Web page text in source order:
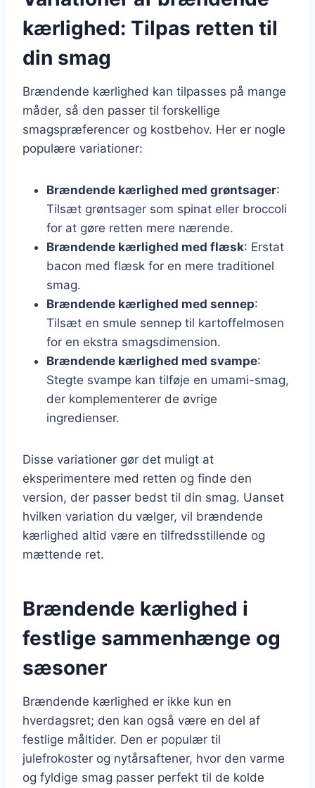
kærlighed: Tilpas retten til
din smag
Brændende kærlighed kan tilpasses på mange
måder, så den passer til forskellige
smagspræferencer og kostbehov. Her er nogle
populære variationer:
Brændende kærlighed med grøntsager:
Tilsæt grøntsager som spinat eller broccoli
for at gøre retten mere nærende.
Brændende kærlighed med flæsk: Erstat
bacon med flæsk for en mere traditionel
smag.
Brændende kærlighed med sennep:
Tilsæt en smule sennep til kartoffelmosen
for en ekstra smagsdimension.
Brændende kærlighed med svampe:
Stegte svampe kan tilføje en umami-smag,
der komplementerer de øvrige
ingredienser.
Disse variationer gør det muligt at
eksperimentere med retten og finde den
version, der passer bedst til din smag. Uanset
hvilken variation du vælger, vil brændende
kærlighed altid være en tilfredsstillende og
mættende ret.
Brændende kærlighed i
festlige sammenhænge og
sæsoner
Brændende kærlighed er ikke kun en
hverdagsret; den kan også være en del af
festlige måltider. Den er populær til
julefrokoster og nytårsaftener, hvor den varme
og fyldige smag passer perfekt til de kolde